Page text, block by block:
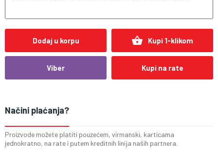
Dodaj u korpu shopping_basket Kupi 1-klikom
Viber Kupi na rate
Načini plaćanja?
Proizvode možete platiti pouzećem, virmanski, karticama
jednokratno, na rate i putem kreditnih linija naših partnera.